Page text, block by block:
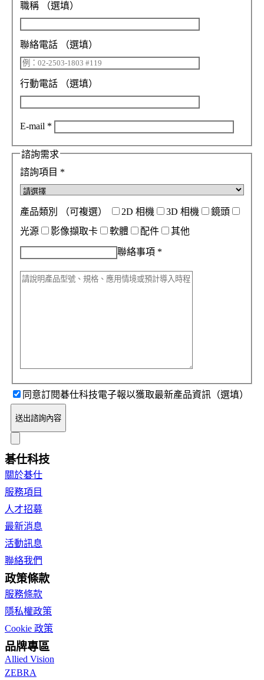
職稱 （選填）
聯絡電話 （選填）
行動電話 （選填）
E-mail *
諮詢需求
諮詢項目 *
產品類別 （可複選） 2D 相機 3D 相機
鏡頭
光源
影像擷取卡 軟體 配件 其他
聯絡事項 *
同意訂閱碁仕科技電子報以獲取最新產品資訊（選填）
送出諮詢內容
碁仕科技
關於碁仕
服務項目
人才招募
最新消息
活動訊息
聯絡我們
政策條款
服務條款
隱私權政策
Cookie 政策
品牌專區
Allied Vision
ZEBRA